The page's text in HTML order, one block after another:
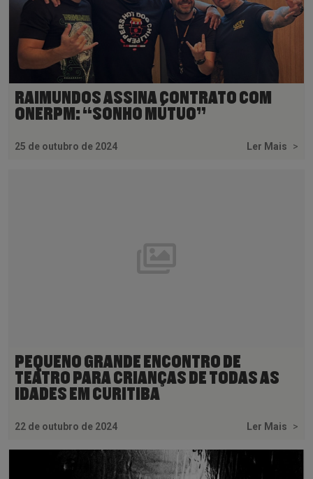
RAIMUNDOS ASSINA CONTRATO COM
ONERPM: “SONHO MÚTUO”
25 de outubro de 2024 Ler Mais >
PEQUENO GRANDE ENCONTRO DE
TEATRO PARA CRIANÇAS DE TODAS AS
IDADES EM CURITIBA
22 de outubro de 2024 Ler Mais >